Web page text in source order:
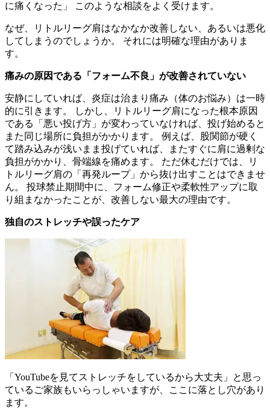
に痛くなった」 このような相談をよく受けます。
なぜ、リトルリーグ肩はなかなか改善しない、あるいは悪化
してしまうのでしょうか。 それには明確な理由がありま
す。
痛みの原因である「フォーム不良」が改善されていない
安静にしていれば、炎症は治まり痛み（体のお悩み）は一時
的に引きます。 しかし、リトルリーグ肩になった根本原因
である「悪い投げ方」が変わっていなければ、投げ始めると
また同じ場所に負担がかかります。 例えば、股関節が硬く
て踏み込みが浅いまま投げていれば、またすぐに肩に過剰な
負担がかかり、骨端線を痛めます。 ただ休むだけでは、リ
トルリーグ肩の「再発ループ」から抜け出すことはできませ
ん。 投球禁止期間中に、フォーム修正や柔軟性アップに取
り組まなかったことが、改善しない最大の理由です。
独自のストレッチや誤ったケア
「YouTubeを見てストレッチをしているから大丈夫」と思っ
ているご家族もいらっしゃいますが、ここに落とし穴があり
ます。